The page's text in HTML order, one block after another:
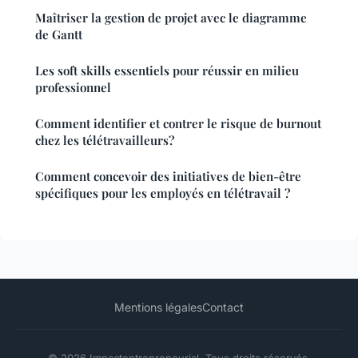
Maîtriser la gestion de projet avec le diagramme
de Gantt
Les soft skills essentiels pour réussir en milieu
professionnel
Comment identifier et contrer le risque de burnout
chez les télétravailleurs?
Comment concevoir des initiatives de bien-être
spécifiques pour les employés en télétravail ?
Mentions légalesContact